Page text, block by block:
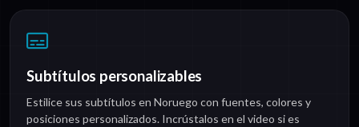
Subtítulos personalizables
Estilice sus subtítulos en Noruego con fuentes, colores y
posiciones personalizados. Incrústalos en el video si es